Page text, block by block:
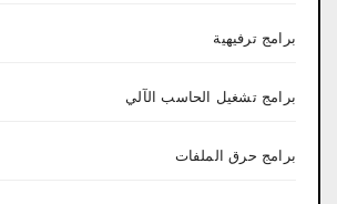
برامج ترفيهية
برامج تشغيل الحاسب الآلي
برامج حرق الملفات